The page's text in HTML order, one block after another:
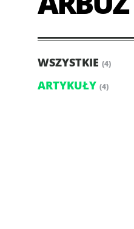
WSZYSTKIE (4)
ARTYKUŁY (4)